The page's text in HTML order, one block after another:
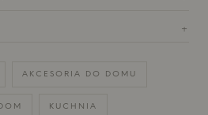
+
AKCESORIA DO DOMU
DOM KUCHNIA